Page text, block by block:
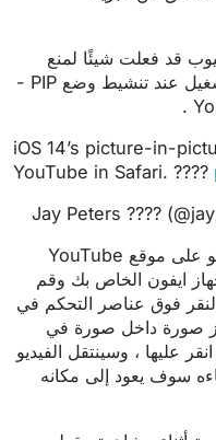
قد فعلت شيئًا لمنع
مقاطع الفيديو من الاستمرار في التشغيل عند تنشيط وضع PIP -
iOS 14’s picture-in-
YouTube in Safari. ????
قم بتجربتها من خلال فتح مقطع فيديو على موقع YouTube
ايفون الخاص بك وقم
فوق عناصر التحكم في
صورة داخل صورة في
عليها ، وسينتقل الفيديو
سوف يعود إلى مكانه